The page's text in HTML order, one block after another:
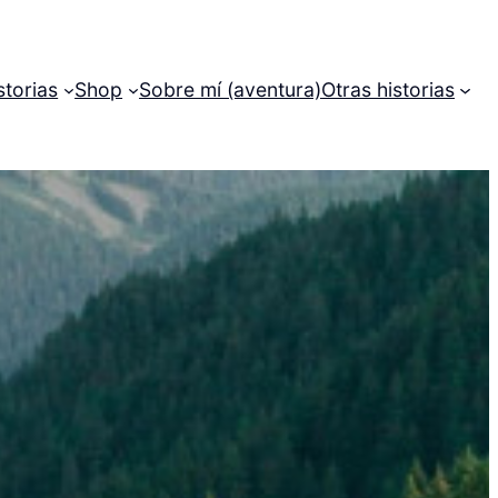
Shop Sobre mí (aventura)Otras historias